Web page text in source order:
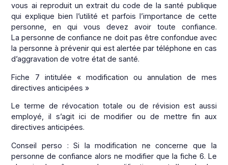
vous ai reproduit un extrait du code de la santé publique
qui explique bien l’utilité et parfois l’importance de cette
personne, en qui vous devez avoir toute confiance.
La personne de confiance ne doit pas être confondue avec
la personne à prévenir qui est alertée par téléphone en cas
d’aggravation de votre état de santé.
Fiche 7 intitulée « modification ou annulation de mes
directives anticipées »
Le terme de révocation totale ou de révision est aussi
employé, il s’agit ici de modifier ou de mettre fin aux
directives anticipées.
Conseil perso : Si la modification ne concerne que la
personne de confiance alors ne modifier que la fiche 6. Le